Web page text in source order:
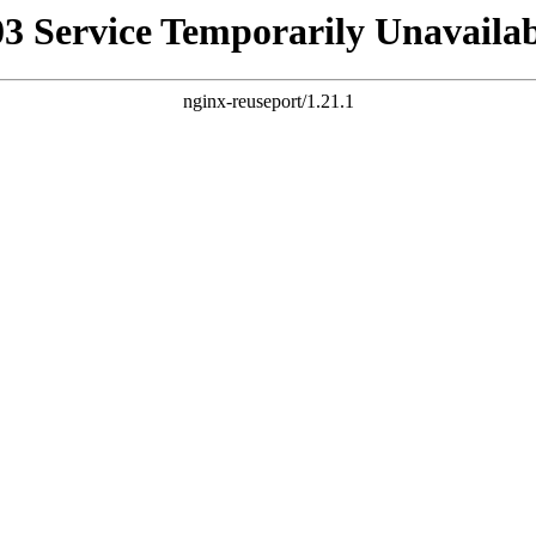
Service Temporarily
nginx-reuseport/1.21.1